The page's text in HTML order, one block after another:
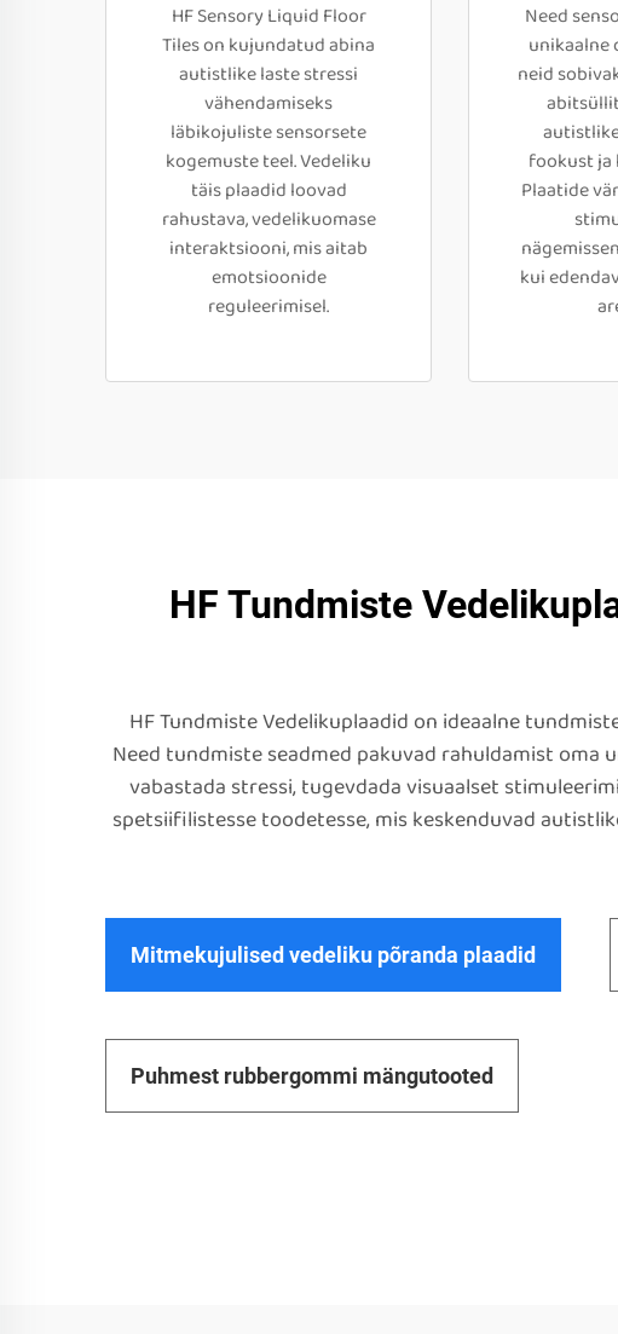
HF Sensory Liquid Floor
Tiles on kujundatud abina
autistlike laste stressi
vähendamiseks
läbikojuliste sensorsete
kogemuste teel. Vedeliku
täis plaadid loovad
rahustava, vedelikuomase
interaktsiooni, mis aitab
emotsioonide
reguleerimisel.
Need
unikaalne
neid
fookust ja
Plaatide
kui
HF Tundmiste
HF Tundmiste Vedelikuplaadid on ideaalne
Need tundmiste seadmed pakuvad rahuldamist oma
vabastada stressi, tugevdada visuaalset
spetsiifilistesse toodetesse, mis keskenduvad
Mitmekujulised vedeliku põranda plaadid
Puhmest rubbergommi mängutooted